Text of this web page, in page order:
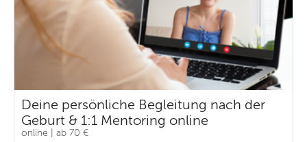
Deine persönliche Begleitung nach der
Geburt & 1:1 Mentoring online
online | ab 70 €